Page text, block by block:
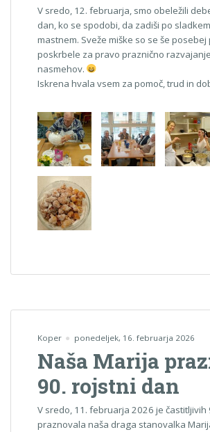
V sredo, 12. februarja, smo obeležili
dan, ko se spodobi, da zadiši po
mastnem. Sveže miške so se še
poskrbele za pravo praznično
nasmehov.
Iskrena hvala vsem za pomoč, trud in
Koper ponedeljek, 16. februarja 2026
Naša Marija
90. rojstni dan
V sredo, 11. februarja 2026 je častitljivih
praznovala naša draga stanovalka